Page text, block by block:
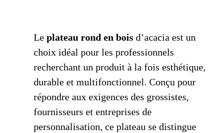
Le plateau rond en bois d’acacia est un
choix idéal pour les professionnels
recherchant un produit à la fois esthétique,
durable et multifonctionnel. Conçu pour
répondre aux exigences des grossistes,
fournisseurs et entreprises de
personnalisation, ce plateau se distingue